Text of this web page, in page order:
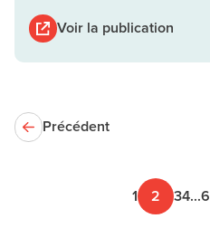
Voir la publication
Précédent
1 2 34...6